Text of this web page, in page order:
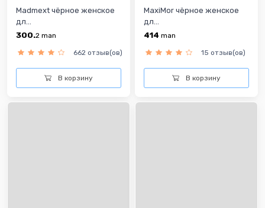
Madmext чёрнoe женскoe
дл...
300.2 man
662 отзыв(ов)
В корзину
MaxiMor чёрнoe женскoe
дл...
414 man
15 отзыв(ов)
В корзину